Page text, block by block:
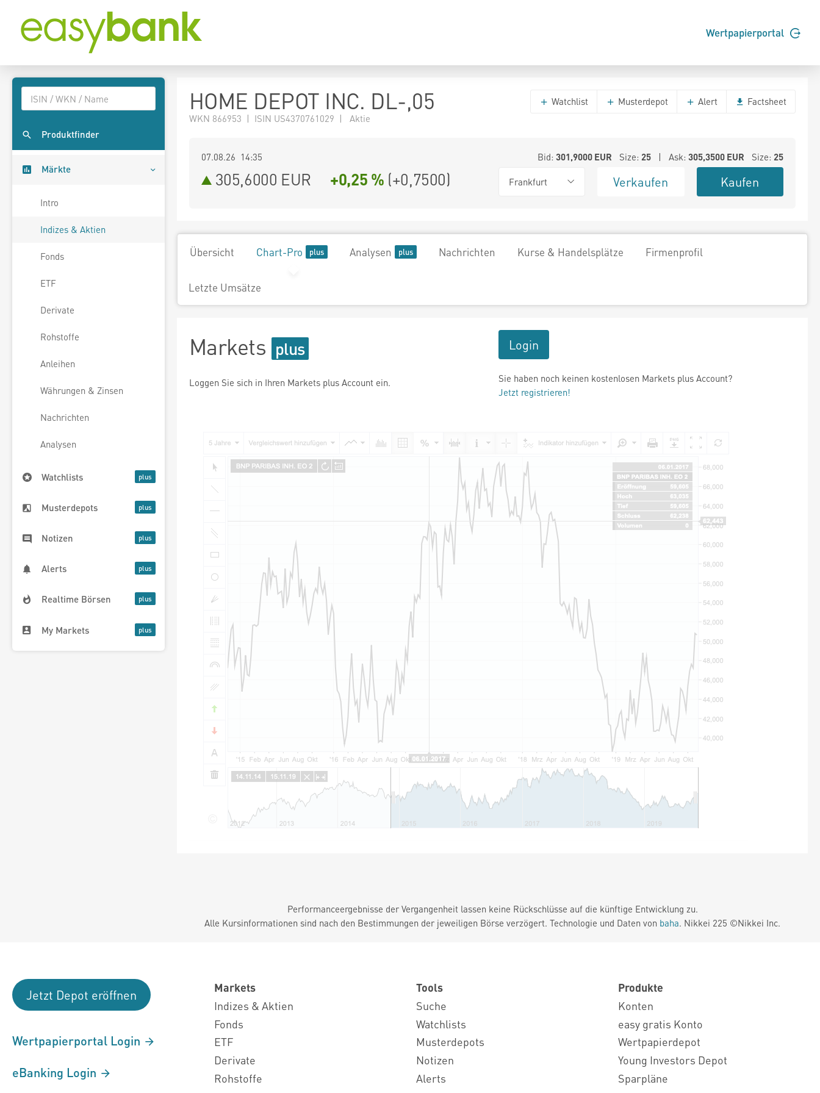
Wertpapierportal
Produktfinder
Märkte
Intro
Indizes & Aktien
Fonds
ETF
Derivate
Rohstoffe
Anleihen
Währungen & Zinsen
Nachrichten
Analysen
Watchlists
Musterdepots
Notizen
Alerts
Realtime Börsen
My Markets
HOME DEPOT INC. DL-,05
WKN 866953 | ISIN US4370761029 | Aktie
Watchlist Musterdepot Alert Factsheet
07.08.26 14:35 Bid: 301,9000EUR Size: 25| Ask: 305,3500EUR Size: 25
305,6000 EUR +0,25 % (+0,7500) Frankfurt Verkaufen Kaufen
Übersicht Chart-Pro Analysen Nachrichten Kurse & Handelsplätze Firmenprofil
Letzte Umsätze
Markets
Loggen Sie sich in Ihren Markets plus Account ein.
Login
Sie haben noch keinen kostenlosen Markets plus Account?
Jetzt registrieren!
Performanceergebnisse der Vergangenheit lassen keine Rückschlüsse auf die künftige Entwicklung zu.
Alle Kursinformationen sind nach den Bestimmungen der jeweiligen Börse verzögert. Technologie und Daten von baha. Nikkei 225 ©Nikkei Inc.
Jetzt Depot eröffnen
Wertpapierportal Login
eBanking Login
Markets
Indizes & Aktien
Fonds
ETF
Derivate
Rohstoffe
Tools
Suche
Watchlists
Musterdepots
Notizen
Alerts
Produkte
Konten
easy gratis Konto
Wertpapierdepot
Young Investors Depot
Sparpläne